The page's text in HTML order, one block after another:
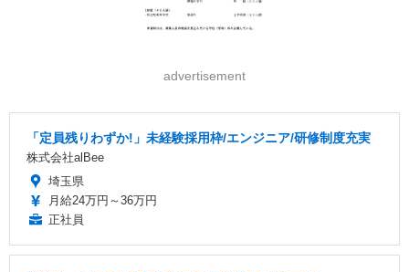
advertisement
「定員残りわずか!」未経験採用枠/エンジニア/研修制度充実
株式会社alBee
埼玉県
月給24万円～36万円
正社員